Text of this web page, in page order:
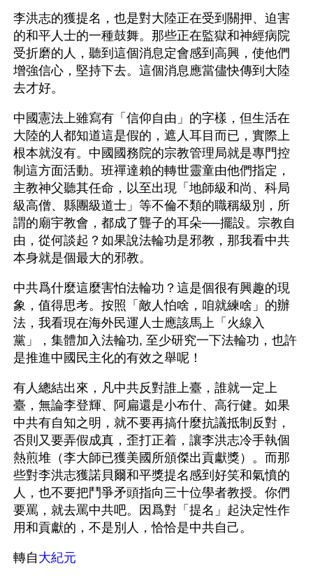
李洪志的獲提名，也是對大陸正在受到關押、迫害
的和平人士的一種鼓舞。那些正在監獄和神經病院
受折磨的人，聽到這個消息定會感到高興，使他們
增強信心，堅持下去。這個消息應當儘快傳到大陸
去才好。
中國憲法上雖寫有「信仰自由」的字樣，但生活在
大陸的人都知道這是假的，遮人耳目而已，實際上
根本就沒有。中國國務院的宗教管理局就是專門控
制這方面活動。班禪達賴的轉世靈童由他們指定，
主教神父聽其任命，以至出現「地師級和尚、科局
級高僧、縣團級道士」等不倫不類的職稱級別，所
謂的廟宇教會，都成了聾子的耳朵──擺設。宗教自
由，從何談起？如果說法輪功是邪教，那我看中共
本身就是個最大的邪教。
中共爲什麼這麼害怕法輪功？這是個很有興趣的現
象，值得思考。按照「敵人怕啥，咱就練啥」的辦
法，我看現在海外民運人士應該馬上「火線入
黨」，集體加入法輪功, 至少研究一下法輪功，也許
是推進中國民主化的有效之舉呢！
有人總結出來，凡中共反對誰上臺，誰就一定上
臺，無論李登輝、阿扁還是小布什、高行健。如果
中共有自知之明，就不要再搞什麼抗議抵制反對，
否則又要弄假成真，歪打正着，讓李洪志冷手執個
熱煎堆（李大師已獲美國所頒傑出貢獻獎）。而那
些對李洪志獲諾貝爾和平獎提名感到好笑和氣憤的
人，也不要把鬥爭矛頭指向三十位學者教授。你們
要罵，就去罵中共吧。因爲對「提名」起決定性作
用和貢獻的，不是別人，恰恰是中共自己。
轉自 大紀元